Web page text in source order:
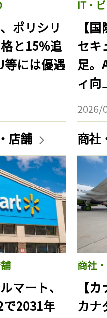
ポリシリ
と15%追
等には優遇
IT・
【
セキ
足。
ィ向
2026/
店舗
マート、
で2031年
商社
商社
【
カナ